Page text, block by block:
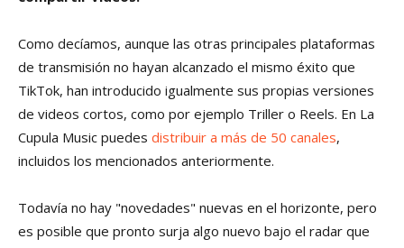
Como decíamos, aunque las otras principales plataformas
de transmisión no hayan alcanzado el mismo éxito que
TikTok, han introducido igualmente sus propias versiones
de videos cortos, como por ejemplo Triller o Reels. En La
Cupula Music puedes distribuir a más de 50 canales,
incluidos los mencionados anteriormente.
Todavía no hay "novedades" nuevas en el horizonte, pero
es posible que pronto surja algo nuevo bajo el radar que